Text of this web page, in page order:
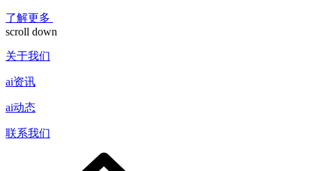
了解更多
scroll down
关于我们
ai资讯
ai动态
联系我们